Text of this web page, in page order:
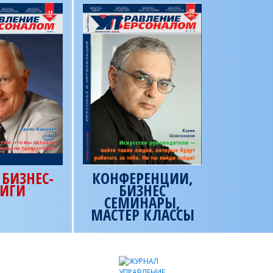
КОНФЕРЕНЦИИ,
БИЗНЕС
СЕМИНАРЫ,
МАСТЕР КЛАССЫ